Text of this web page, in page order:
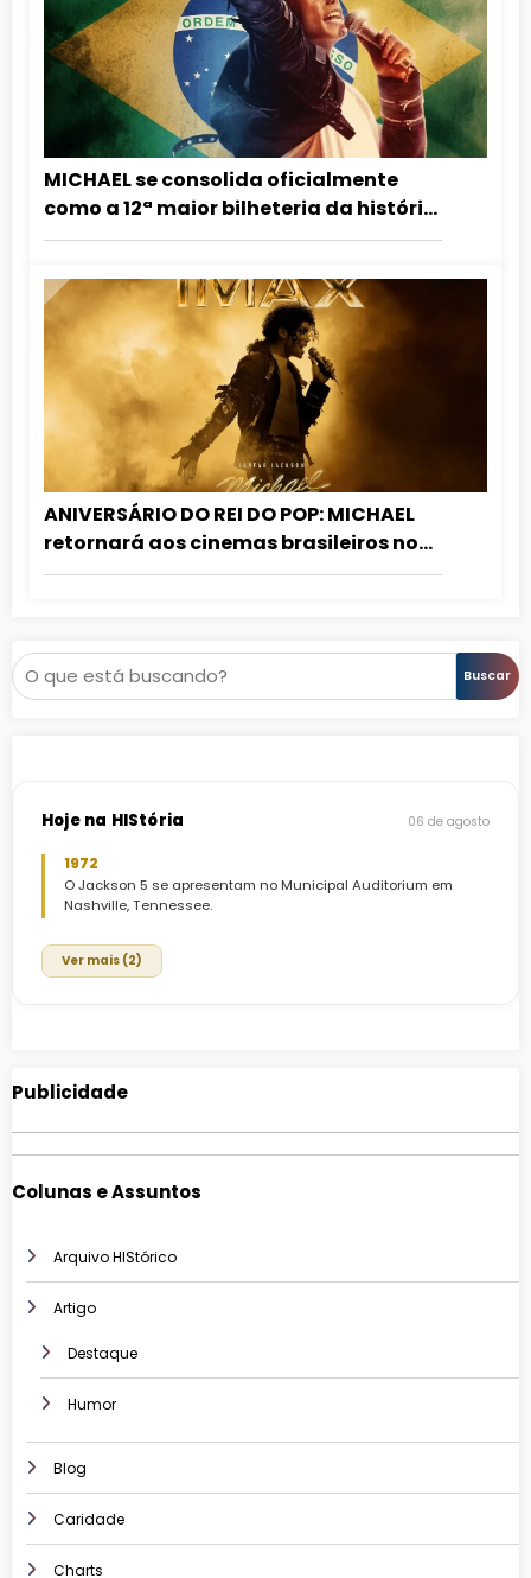
MICHAEL se consolida oficialmente
como a 12ª maior bilheteria da história
do Brasil
ANIVERSÁRIO DO REI DO POP: MICHAEL
retornará aos cinemas brasileiros no
dia 29/08, incluindo SESSÕES IMAX!
Pesquisar Buscar
Hoje na HIStória 06 de agosto
1972
O Jackson 5 se apresentam no Municipal Auditorium em
Nashville, Tennessee.
Ver mais (2)
Publicidade
Colunas e Assuntos
Arquivo HIStórico
Artigo
Destaque
Humor
Blog
Caridade
Charts